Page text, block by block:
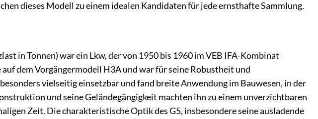
dieses Modell zu einem idealen Kandidaten für jede ernsthafte Sammlung.
in Tonnen) war ein Lkw, der von 1950 bis 1960 im VEB IFA-Kombinat
dem Vorgängermodell H3A und war für seine Robustheit und
vielseitig einsetzbar und fand breite Anwendung im Bauwesen, in der
und seine Geländegängigkeit machten ihn zu einem unverzichtbaren
Zeit. Die charakteristische Optik des G5, insbesondere seine ausladende